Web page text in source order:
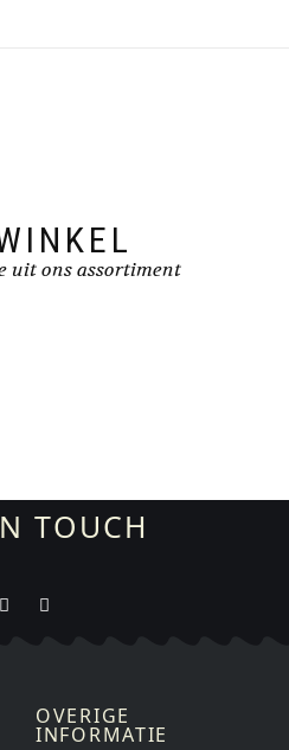
uit ons assortiment
TOUCH
OVERIGE
INFORMATIE